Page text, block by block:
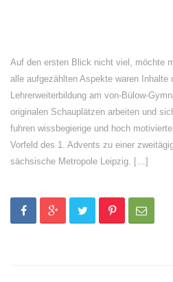
Auf den ersten Blick nicht viel, möchte
alle aufgezählten Aspekte waren Inhalte
Lehrerweiterbildung am von-Bülow-
originalen Schauplätzen arbeiten und
fuhren wissbegierige und hoch
Vorfeld des 1. Advents zu einer
sächsische Metropole Leipzig. […]